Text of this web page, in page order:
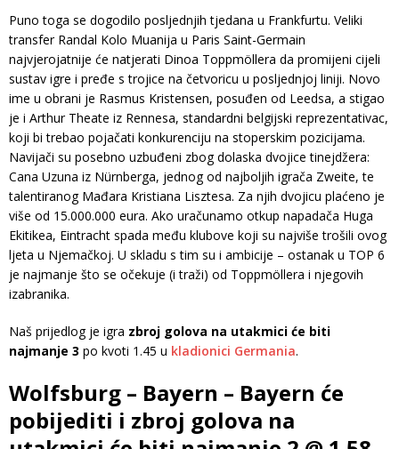
Puno toga se dogodilo posljednjih tjedana u Frankfurtu. Veliki
transfer Randal Kolo Muanija u Paris Saint-Germain
najvjerojatnije će natjerati Dinoa Toppmöllera da promijeni cijeli
sustav igre i pređe s trojice na četvoricu u posljednjoj liniji. Novo
ime u obrani je Rasmus Kristensen, posuđen od Leedsa, a stigao
je i Arthur Theate iz Rennesa, standardni belgijski reprezentativac,
koji bi trebao pojačati konkurenciju na stoperskim pozicijama.
Navijači su posebno uzbuđeni zbog dolaska dvojice tinejdžera:
Cana Uzuna iz Nürnberga, jednog od najboljih igrača Zweite, te
talentiranog Mađara Kristiana Lisztesa. Za njih dvojicu plaćeno je
više od 15.000.000 eura. Ako uračunamo otkup napadača Huga
Ekitikea, Eintracht spada među klubove koji su najviše trošili ovog
ljeta u Njemačkoj. U skladu s tim su i ambicije – ostanak u TOP 6
je najmanje što se očekuje (i traži) od Toppmöllera i njegovih
izabranika.
Naš prijedlog je igra zbroj golova na utakmici će biti
najmanje 3 po kvoti 1.45 u kladionici Germania.
Wolfsburg – Bayern – Bayern će
pobijediti i zbroj golova na